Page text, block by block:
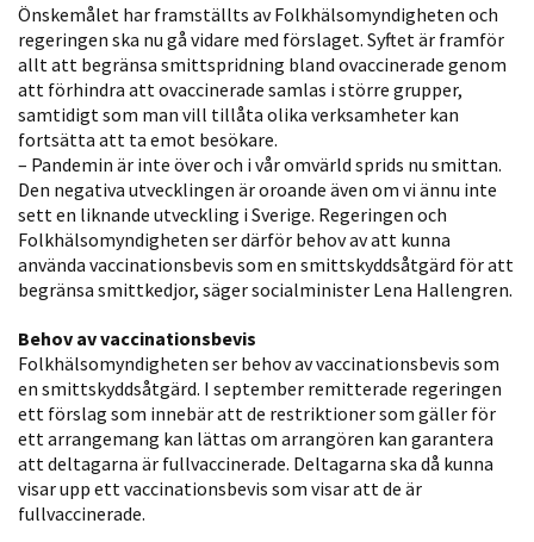
Önskemålet har framställts av Folkhälsomyndigheten och
regeringen ska nu gå vidare med förslaget. Syftet är framför
allt att begränsa smittspridning bland ovaccinerade genom
att förhindra att ovaccinerade samlas i större grupper,
samtidigt som man vill tillåta olika verksamheter kan
fortsätta att ta emot besökare.
– Pandemin är inte över och i vår omvärld sprids nu smittan.
Den negativa utvecklingen är oroande även om vi ännu inte
sett en liknande utveckling i Sverige. Regeringen och
Folkhälsomyndigheten ser därför behov av att kunna
använda vaccinationsbevis som en smittskyddsåtgärd för att
begränsa smittkedjor, säger socialminister Lena Hallengren.
Behov av vaccinationsbevis
Folkhälsomyndigheten ser behov av vaccinationsbevis som
en smittskyddsåtgärd. I september remitterade regeringen
ett förslag som innebär att de restriktioner som gäller för
ett arrangemang kan lättas om arrangören kan garantera
att deltagarna är fullvaccinerade. Deltagarna ska då kunna
visar upp ett vaccinationsbevis som visar att de är
fullvaccinerade.
Nödvändiga
Dessa kakor
går inte att
välja bort. De
att hemsidan
över huvud
taget ska
fungera.
Statistik
För att vi ska
kunna
förbättra
hemsidans
funktionalitet